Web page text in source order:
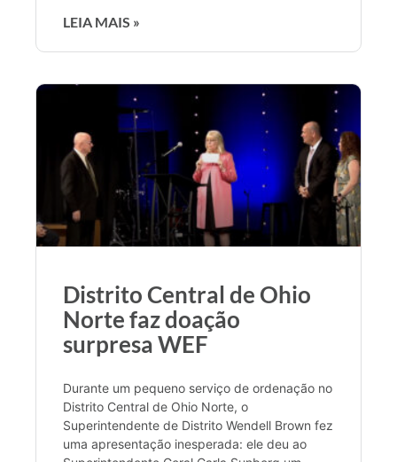
LEIA MAIS »
Distrito Central de Ohio
Norte faz doação
surpresa WEF
Durante um pequeno serviço de ordenação no
Distrito Central de Ohio Norte, o
Superintendente de Distrito Wendell Brown fez
uma apresentação inesperada: ele deu ao